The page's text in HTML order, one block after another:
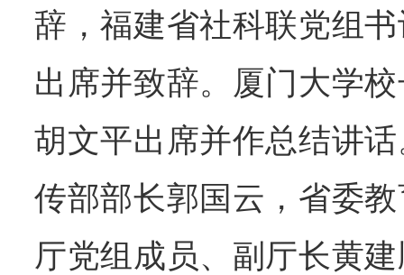
辞，福建省社科联党组
出席并致辞。厦门大学
胡文平出席并作总结讲
传部部长郭国云，省委
厅党组成员、副厅长黄